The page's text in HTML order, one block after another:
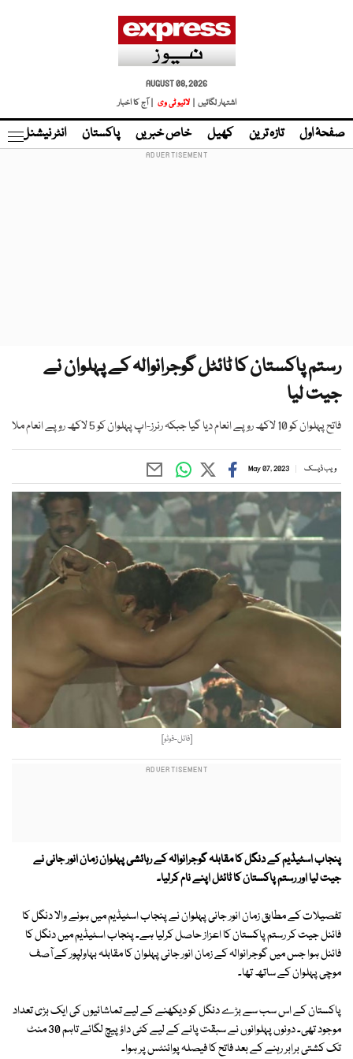
AUGUST 08, 2026
اشتہار لگائیں |
لائیو ٹی وی | آج کا اخبار
صفحۂ اول تازہ ترین کھیل خاص خبریں پاکستان انٹر نیشنل
رستم پاکستان کا ٹائٹل گوجرانوالہ کے پہلوان نے
جیت لیا
فاتح پہلوان کو 10 لاکھ روپے انعام دیا گیا جبکہ رنرز-اپ پہلوان کو 5 لاکھ روپے انعام ملا
ویب ڈیسک May 07, 2023
[فائل-فوٹو]
پنجاب اسٹیڈیم کے دنگل کا مقابلہ گوجرانوالہ کے رہائشی پہلوان زمان انور جانی نے
جیت لیا اور رستم پاکستان کا ٹائٹل اپنے نام کرلیا۔
تفصیلات کے مطابق زمان انور جانی پہلوان نے پنجاب اسٹیڈیم میں ہونے والا دنگل کا
فائنل جیت کر رستم پاکستان کا اعزاز حاصل کرلیا ہے۔ پنجاب اسٹیڈیم میں دنگل کا
فائنل ہوا جس میں گوجرانوالہ کے زمان انور جانی پہلوان کا مقابلہ بہاولپور کے آصف
موچی پہلوان کے ساتھ تھا۔
پاکستان کے اس سب سے بڑے دنگل کو دیکھنے کے لیے تماشائیوں کی ایک بڑی تعداد
موجود تھی۔ دونوں پہلوانوں نے سبقت پانے کے لیے کئی داؤ پیچ لگائے تاہم 30 منٹ
تک کشتی برابر رہنے کے بعد فاتح کا فیصلہ پوائنٹس پر ہوا۔